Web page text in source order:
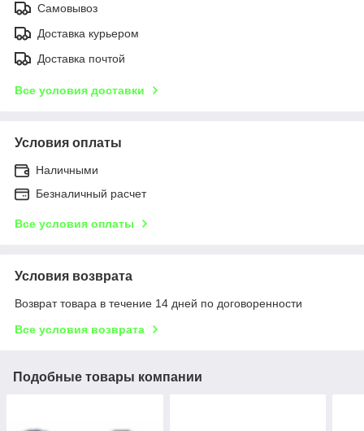
Самовывоз
Доставка курьером
Доставка почтой
Все условия доставки
Условия оплаты
Наличными
Безналичный расчет
Все условия оплаты
Условия возврата
Возврат товара в течение 14 дней по договоренности
Все условия возврата
Подобные товары компании